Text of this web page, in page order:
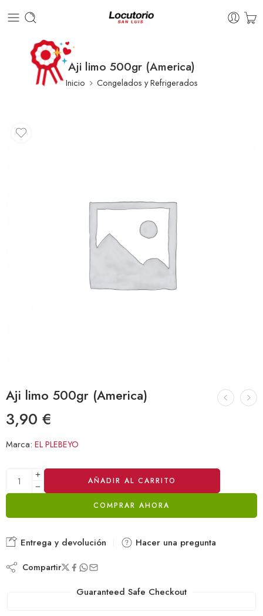
Aji limo 500gr (America)
Inicio Congelados y Refrigerados
Aji limo 500gr (America)
3,90 €
Marca: EL PLEBEYO
AÑADIR AL CARRITO
COMPRAR AHORA
Alternative:
Entrega y devolución Hacer una pregunta
Compartir
Guaranteed Safe Checkout